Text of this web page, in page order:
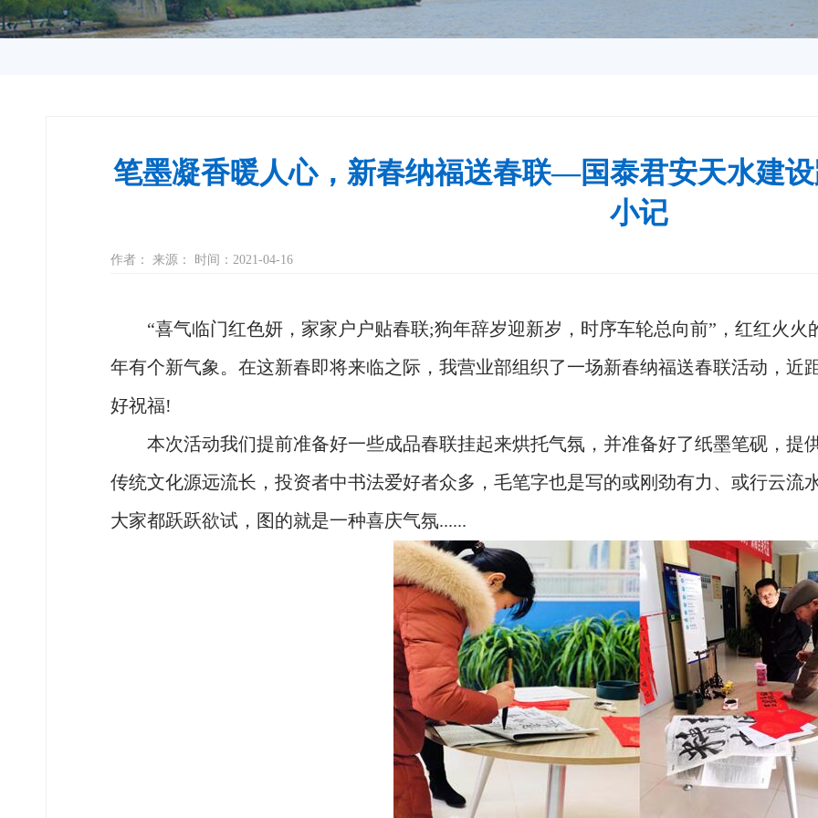
笔墨凝香暖人心，新春纳福送春联—国泰君安天水建
小记
作者： 来源： 时间：2021-04-16
“喜气临门红色妍，家家户户贴春联;狗年辞岁迎新岁，时序车轮总向前”，红红火火
年有个新气象。在这新春即将来临之际，我营业部组织了一场新春纳福送春联活动，近
好祝福!
本次活动我们提前准备好一些成品春联挂起来烘托气氛，并准备好了纸墨笔砚，提
传统文化源远流长，投资者中书法爱好者众多，毛笔字也是写的或刚劲有力、或行云流
大家都跃跃欲试，图的就是一种喜庆气氛......